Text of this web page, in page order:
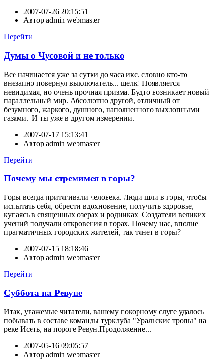
2007-07-26 20:15:51
Автор admin webmaster
Перейти
Думы о Чусовой и не только
Все начинается уже за сутки до часа икс. словно кто-то
внезапно повернул выключатель... щелк! Появляется
невидимая, но очень прочная призма. Будто возникает новый
параллельный мир. Абсолютно другой, отличный от
безумного, жаркого, душного, наполненного выхлопными
газами. И ты уже в другом измерении.
2007-07-17 15:13:41
Автор admin webmaster
Перейти
Почему мы стремимся в горы?
Горы всегда притягивали человека. Люди шли в горы, чтобы
испытать себя, обрести вдохновение, получить здоровье,
купаясь в священных озерах и родниках. Создатели великих
учений получали откровения в горах. Почему нас, вполне
прагматичных городских жителей, так тянет в горы?
2007-07-15 18:18:46
Автор admin webmaster
Перейти
Суббота на Ревуне
Итак, уважемые читатели, вашему покорному слуге удалось
побывать в составе команды турклуба "Уральские тропы" на
реке Исеть, на пороге Ревун.Продолжение...
2007-05-16 09:05:57
Автор admin webmaster